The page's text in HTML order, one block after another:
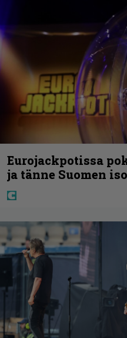
Eurojackpotissa
ja tänne Suomen